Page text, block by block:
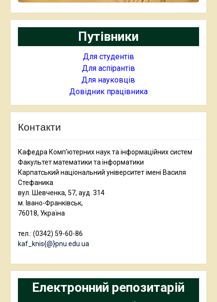
Путівники
Для студентів
Для аспірантів
Для науковців
Довідник працівника
Контакти
Кафедра Комп'ютерних наук та інформаційних систем
Факультет математики та інформатики
Карпатський національний університет імені Василя
Стефаника
вул. Шевченка, 57, ауд. 314
м. Івано-Франківськ,
76018, Україна
тел.: (0342) 59-60-86
kaf_knis{@}pnu.edu.ua
Електронний репозитарій